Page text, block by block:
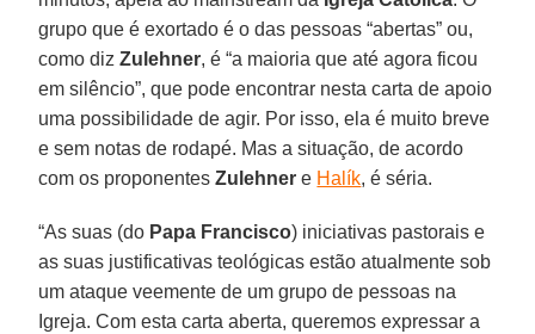
grupo que é exortado é o das pessoas “abertas” ou,
como dizZulehner, é “a maioria que até agora ficou
em silêncio”, que pode encontrar nesta carta de apoio
uma possibilidade de agir. Por isso, ela é muito breve
e sem notas de rodapé. Mas a situação, de acordo
com os proponentesZulehner e Halík, é séria.
“As suas (do Papa Francisco) iniciativas pastorais e
as suas justificativas teológicas estão atualmente sob
um ataque veemente de um grupo de pessoas na
Igreja. Com esta carta aberta, queremos expressar a